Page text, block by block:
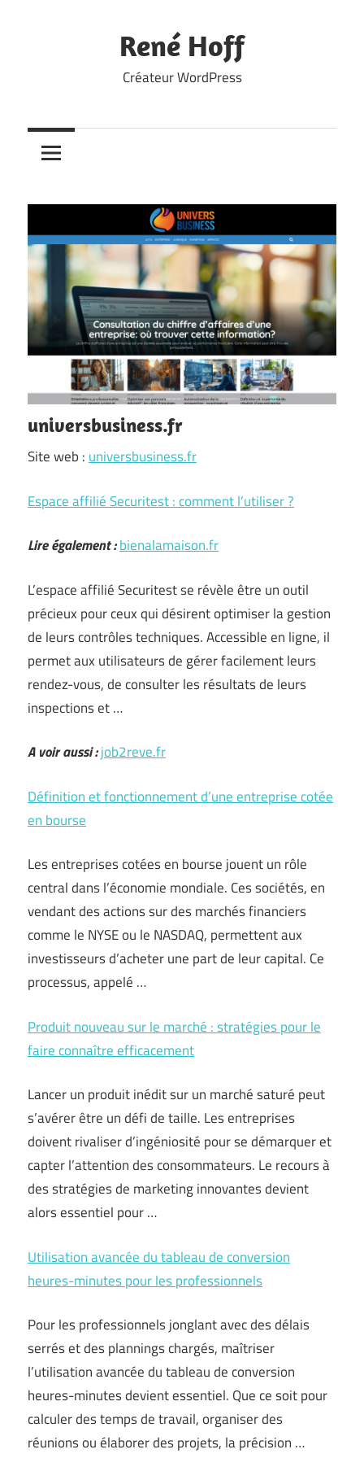
René Hoff
Créateur WordPress
universbusiness.fr
Site web : universbusiness.fr
Espace affilié Securitest : comment l’utiliser ?
Lire également :bienalamaison.fr
L’espace affilié Securitest se révèle être un outil
précieux pour ceux qui désirent optimiser la gestion
de leurs contrôles techniques. Accessible en ligne, il
permet aux utilisateurs de gérer facilement leurs
rendez-vous, de consulter les résultats de leurs
inspections et …
A voir aussi :job2reve.fr
Définition et fonctionnement d’une entreprise cotée
en bourse
Les entreprises cotées en bourse jouent un rôle
central dans l’économie mondiale. Ces sociétés, en
vendant des actions sur des marchés financiers
comme le NYSE ou le NASDAQ, permettent aux
investisseurs d’acheter une part de leur capital. Ce
processus, appelé …
Produit nouveau sur le marché : stratégies pour le
faire connaître efficacement
Lancer un produit inédit sur un marché saturé peut
s’avérer être un défi de taille. Les entreprises
doivent rivaliser d’ingéniosité pour se démarquer et
capter l’attention des consommateurs. Le recours à
des stratégies de marketing innovantes devient
alors essentiel pour …
Utilisation avancée du tableau de conversion
heures-minutes pour les professionnels
Pour les professionnels jonglant avec des délais
serrés et des plannings chargés, maîtriser
l’utilisation avancée du tableau de conversion
heures-minutes devient essentiel. Que ce soit pour
calculer des temps de travail, organiser des
réunions ou élaborer des projets, la précision …